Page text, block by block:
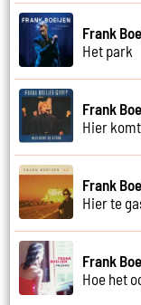
Frank
Het park
Frank
Hier
Frank
Hier te
Frank
Hoe het